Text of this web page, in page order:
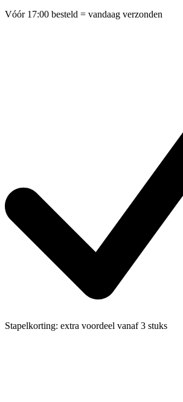
Vóór 17:00 besteld = vandaag verzonden
Stapelkorting: extra voordeel vanaf 3 stuks